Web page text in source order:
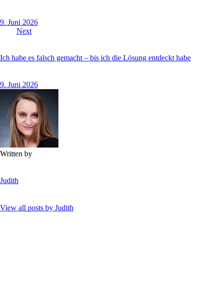
9. Juni 2026
Next
Ich habe es falsch gemacht – bis ich die Lösung entdeckt habe
9. Juni 2026
Written by
Judith
View all posts by Judith